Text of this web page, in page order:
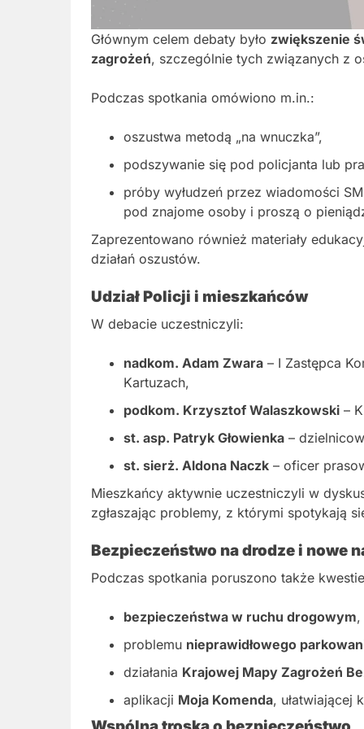
Głównym celem debaty było zwiększenie
zagrożeń, szczególnie tych związanych z
Podczas spotkania omówiono m.in.:
oszustwa metodą „na wnuczka”,
podszywanie się pod policjanta lub
próby wyłudzeń przez wiadomości
pod znajome osoby i proszą o
Zaprezentowano również materiały
działań oszustów.
Udział Policji i mieszkańców
W debacie uczestniczyli:
nadkom. Adam Zwara – I Zastępca
Kartuzach,
podkom. Krzysztof Walaszkowski –
st. asp. Patryk Głowienka –
st. sierż. Aldona Naczk – oficer
Mieszkańcy aktywnie uczestniczyli w
zgłaszając problemy, z którymi spotykają
Bezpieczeństwo na drodze i nowe
Podczas spotkania poruszono także
bezpieczeństwa w ruchu drogowym,
problemu nieprawidłowego
działania Krajowej Mapy Zagrożeń
aplikacji Moja Komenda, ułatwiającej